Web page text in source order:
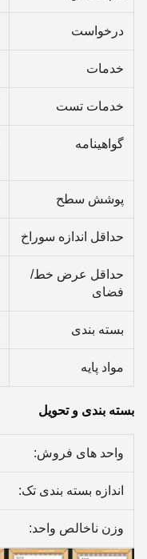
درخواست
خدمات
خدمات تست
گواهینامه
پوشش سطح
حداقل اندازه سوراخ
حداقل عرض خط/
فضای
بسته بندی
مواد پایه
بسته بندی و تحویل
واحد های فروش:
اندازه بسته بندی تک:
وزن ناخالص واحد: